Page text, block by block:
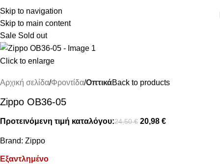
Skip to navigation
Skip to main content
ΔΩΡΕΑΝ ΜΕΤΑΦΟΡΙΚΑ ΑΝΩ ΤΩΝ 45€
Sale Sold out
Click to enlarge
Αρχική σελίδα Φροντίδα ΟπτικάBack to products
Zippo OB36-05
Προτεινόμενη τιμή καταλόγου:24,50€ 20,98 €
Brand: Zippo
Εξαντλημένο